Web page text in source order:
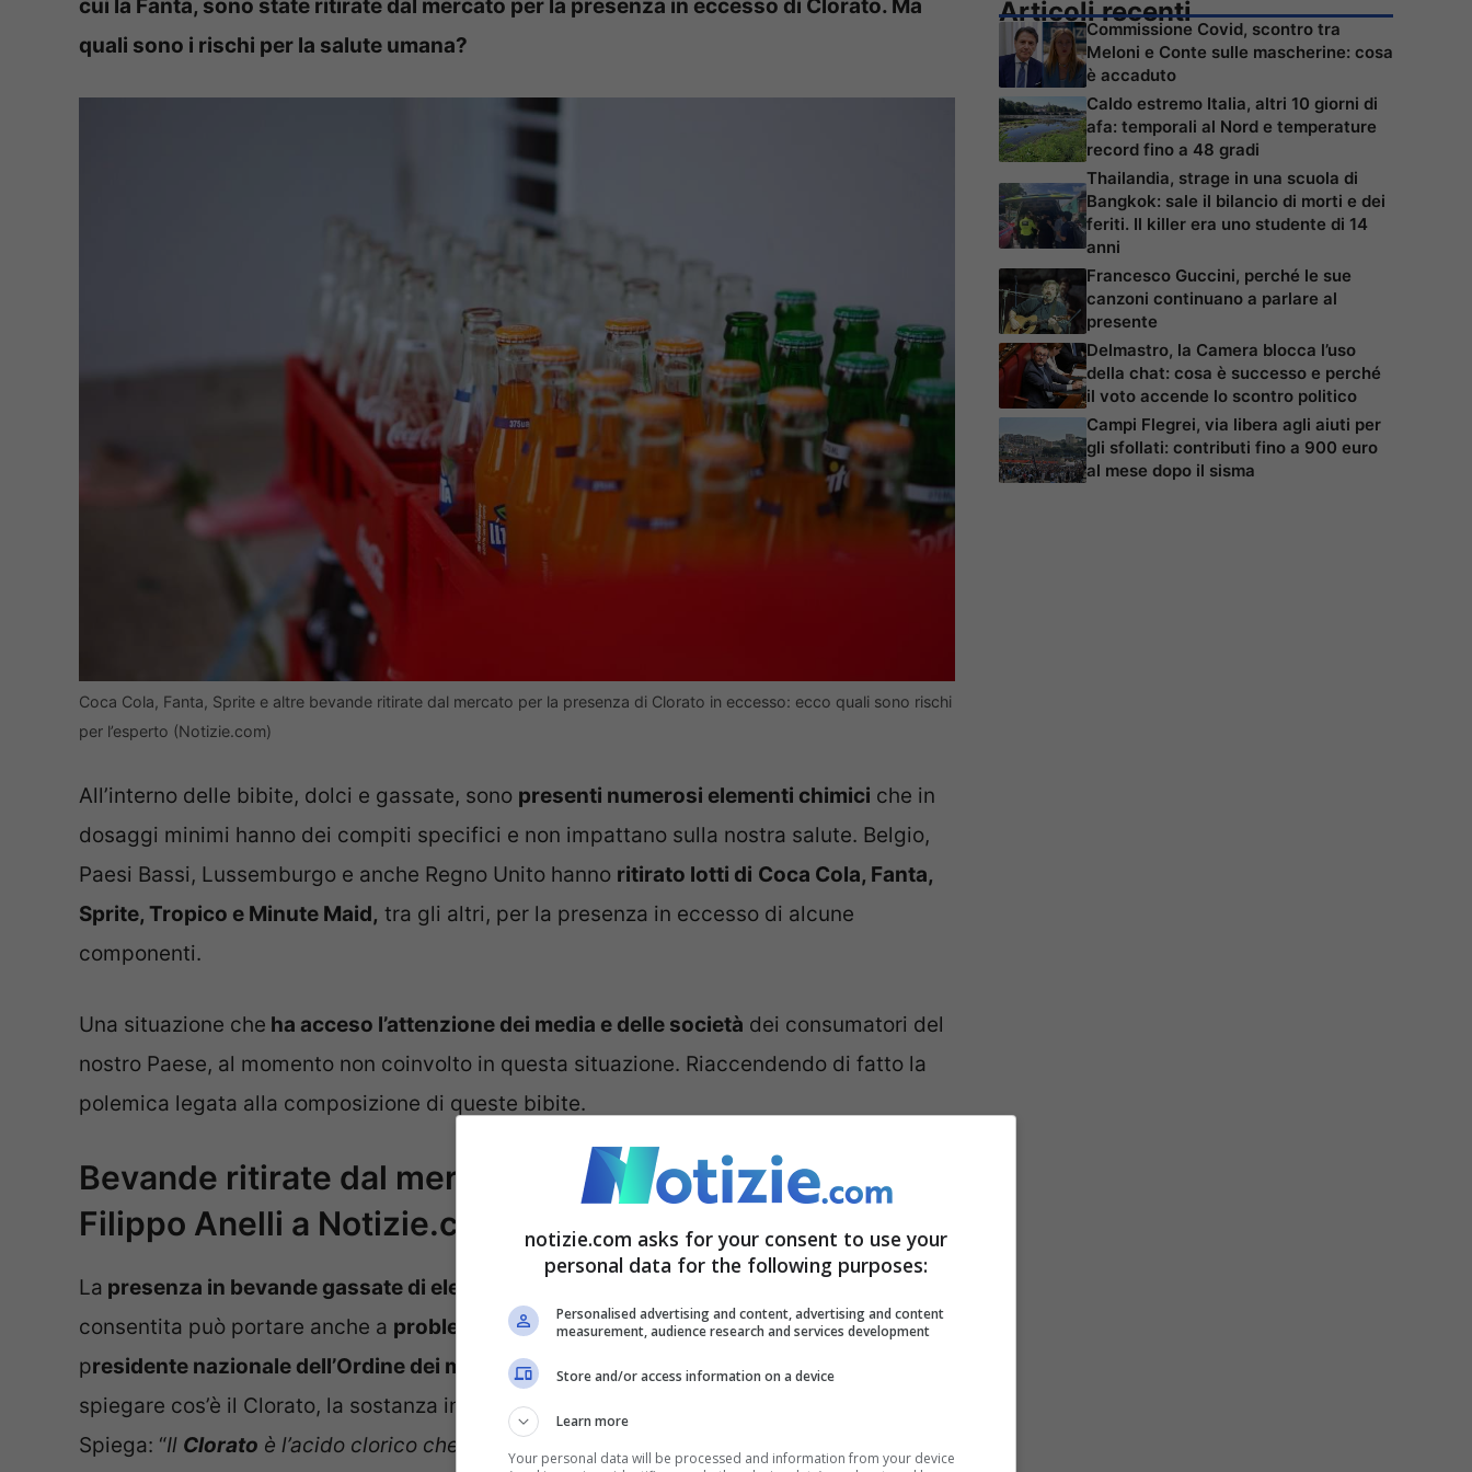
cui la Fanta, sono state ritirate dal mercato per la presenza in eccesso di Clorato. Ma
quali sono i rischi per la salute umana?
Coca Cola, Fanta, Sprite e altre bevande ritirate dal mercato per la presenza di Clorato in eccesso: ecco quali sono rischi
per l’esperto (Notizie.com)
All’interno delle bibite, dolci e gassate, sono presenti numerosi elementi chimici che in
dosaggi minimi hanno dei compiti specifici e non impattano sulla nostra salute. Belgio,
Paesi Bassi, Lussemburgo e anche Regno Unito hanno ritirato lotti di Coca Cola, Fanta,
Sprite, Tropico e Minute Maid, tra gli altri, per la presenza in eccesso di alcune
componenti.
Una situazione che ha acceso l’attenzione dei media e delle società dei consumatori del
nostro Paese, al momento non coinvolto in questa situazione. Riaccendendo di fatto la
polemica legata alla composizione di queste bibite.
Bevande ritirate dal mercato per rischi sulla salute,
Filippo Anelli a Notizie.com: “Attenzione ai bambini”
La presenza in bevande gassate di elementi chimici
consentita può portare anche a problemi fisicidecisamente rilevanti.Filippo Anelli,
presidente nazionale dell’Ordine dei medici,ha parlato a Notizie.com
partendo dallo
spiegare cos’è il Clorato, la sostanza incriminata che ha portato al ritiro delle bevande.
Spiega: “Il Clorato è l’acido clorico che diventa un sale, associato a un atomo questo lo
Articoli recenti
Commissione Covid, scontro tra
Meloni e Conte sulle mascherine: cosa
è accaduto
Caldo estremo Italia, altri 10 giorni di
afa: temporali al Nord e temperature
record fino a 48 gradi
Thailandia, strage in una scuola di
Bangkok: sale il bilancio di morti e dei
feriti. Il killer era uno studente di 14
anni
Francesco Guccini, perché le sue
canzoni continuano a parlare al
presente
Delmastro, la Camera blocca l’uso
della chat: cosa è successo e perché
il voto accende lo scontro politico
Campi Flegrei, via libera agli aiuti per
gli sfollati: contributi fino a 900 euro
al mese dopo il sisma
notizie.com asks for your consent to use your
personal data for the following purposes:
Personalised advertising and content, advertising and content
measurement, audience research and services development
Store and/or access information on a device
Learn more
Your personal data will be processed and information from your device